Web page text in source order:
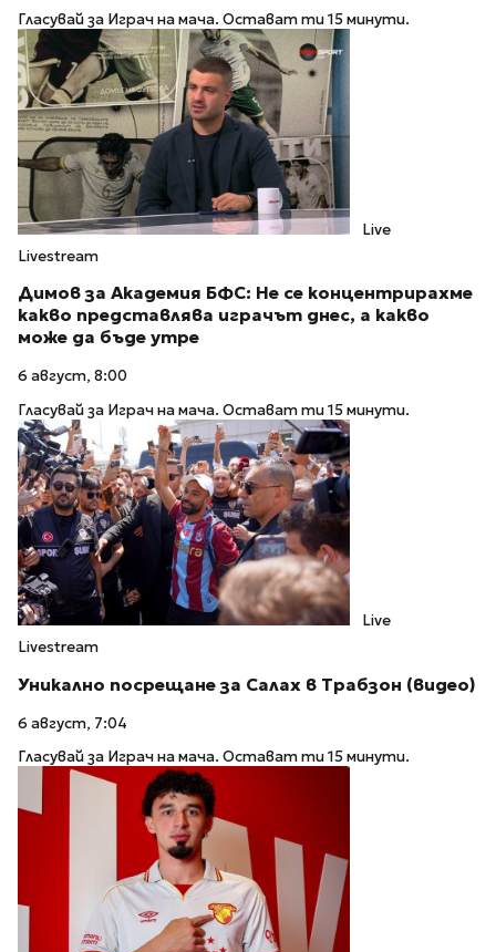
Гласувай за Играч на мача. Остават ти 15 минути.
Live
Livestream
Димов за Академия БФС: Не се концентрирахме
какво представлява играчът днес, а какво
може да бъде утре
6 август, 8:00
Гласувай за Играч на мача. Остават ти 15 минути.
Live
Livestream
Уникално посрещане за Салах в Трабзон (видео)
6 август, 7:04
Гласувай за Играч на мача. Остават ти 15 минути.